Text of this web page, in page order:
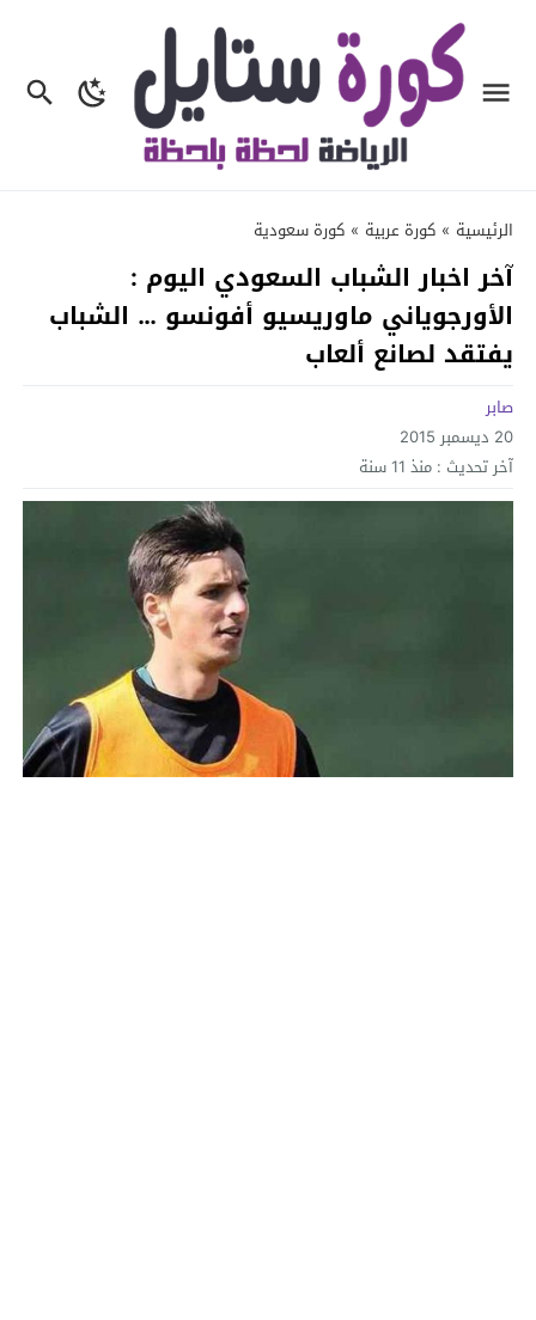
الرئيسية » كورة عربية » كورة سعودية
آخر اخبار الشباب السعودي اليوم :
الأورجوياني ماوريسيو أفونسو … الشباب
يفتقد لصانع ألعاب
صابر
20 ديسمبر 2015
آخر تحديث : منذ 11 سنة